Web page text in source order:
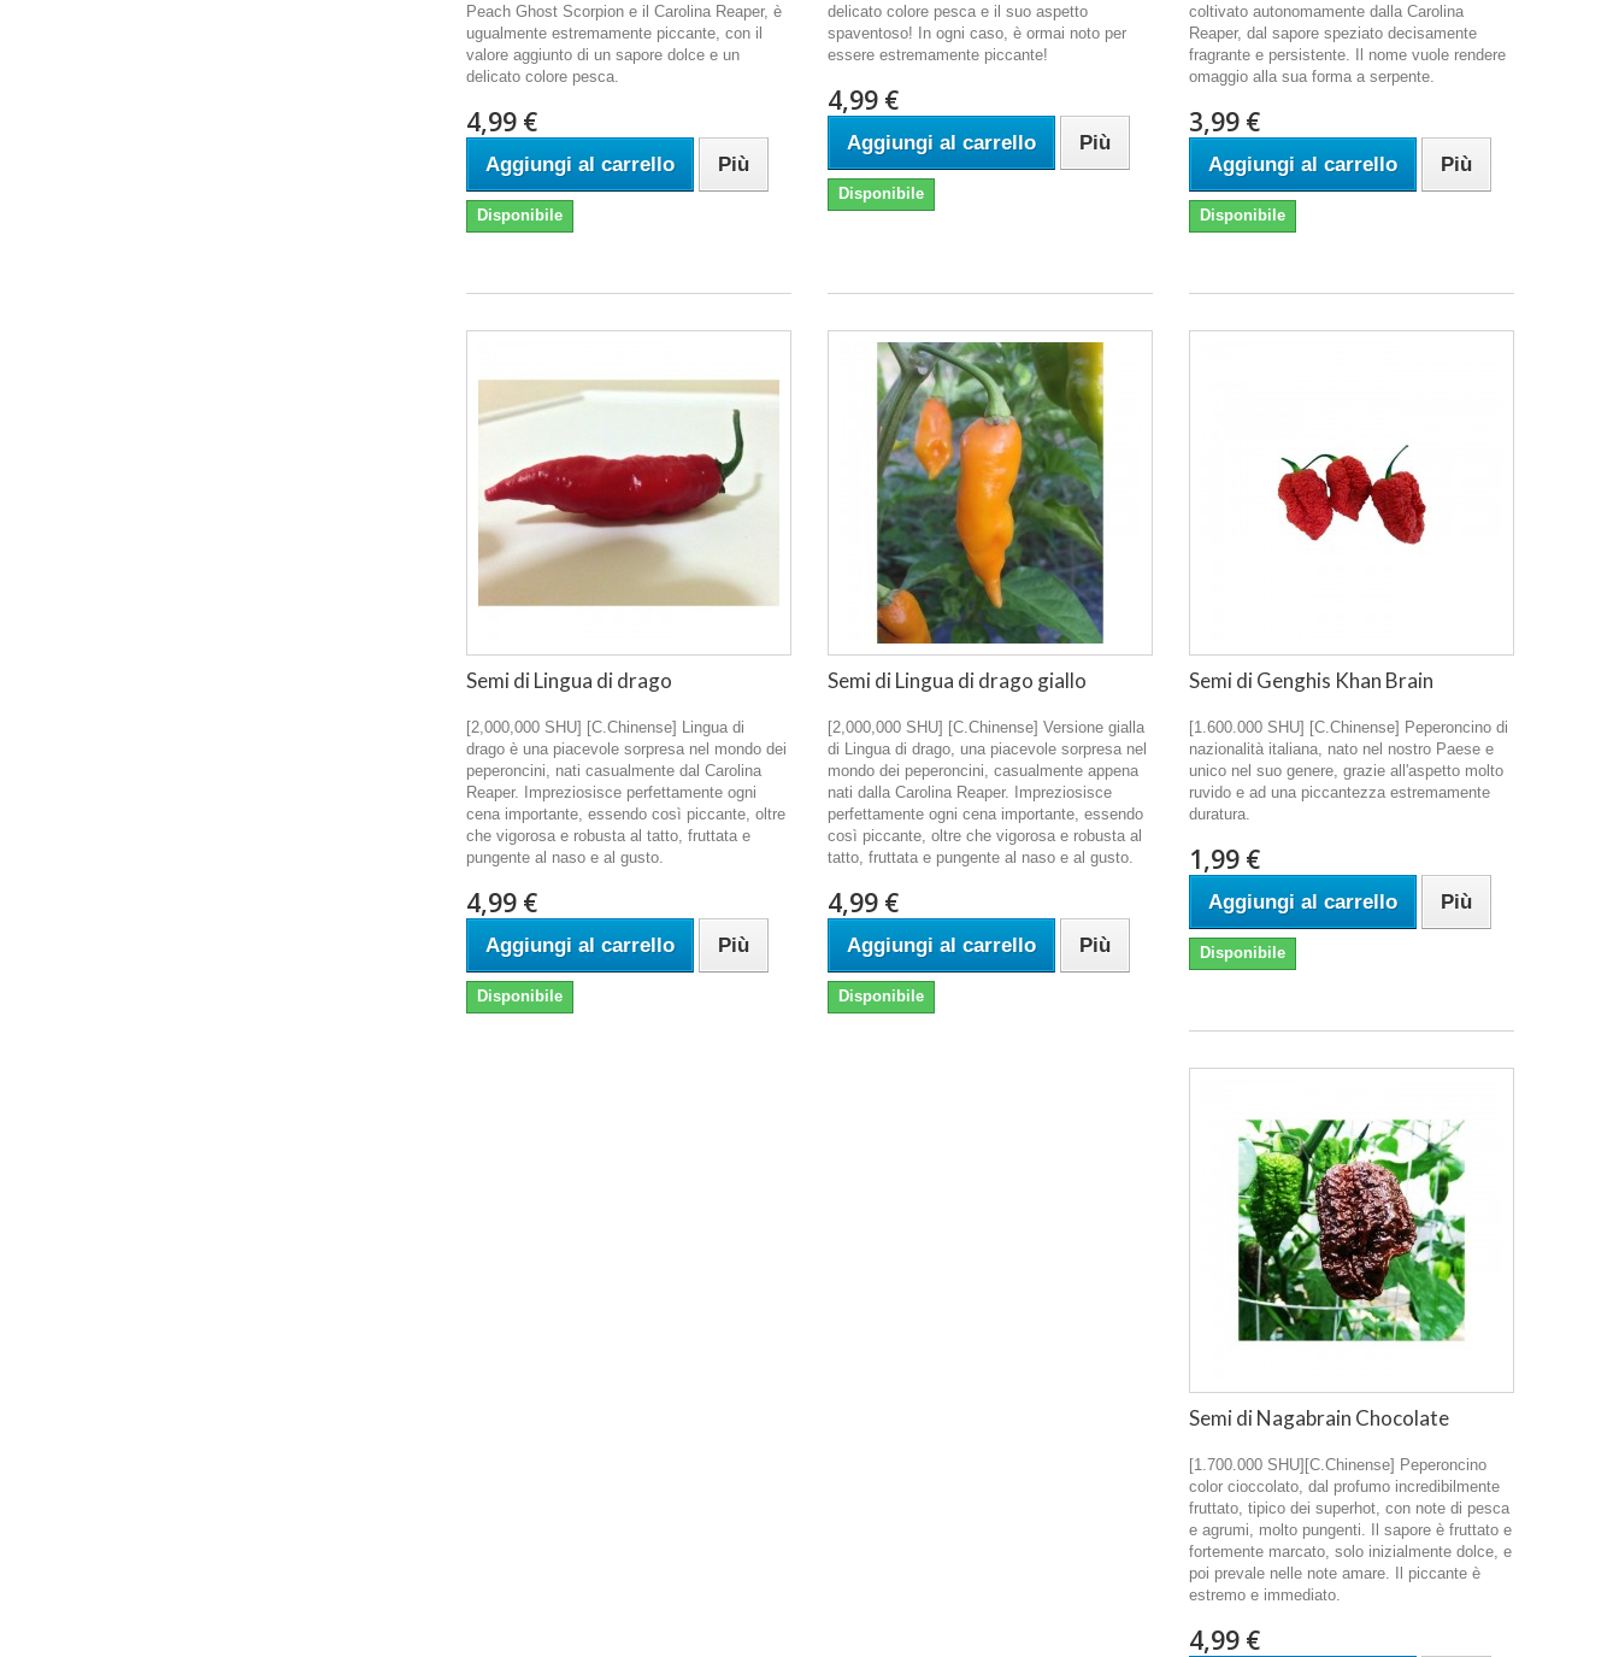
Peach Ghost Scorpion e il Carolina Reaper, è
ugualmente estremamente piccante, con il
valore aggiunto di un sapore dolce e un
delicato colore pesca.
4,99 €
Aggiungi al carrello Più
Disponibile
delicato colore pesca e il suo aspetto
spaventoso! In ogni caso, è ormai noto per
essere estremamente piccante!
4,99 €
Aggiungi al carrello Più
Disponibile
coltivato autonomamente dalla Carolina
Reaper, dal sapore speziato decisamente
fragrante e persistente. Il nome vuole rendere
omaggio alla sua forma a serpente.
3,99 €
Aggiungi al carrello Più
Disponibile
Semi di Lingua di drago
[2,000,000 SHU] [C.Chinense] Lingua di
drago è una piacevole sorpresa nel mondo dei
peperoncini, nati casualmente dal Carolina
Reaper. Impreziosisce perfettamente ogni
cena importante, essendo così piccante, oltre
che vigorosa e robusta al tatto, fruttata e
pungente al naso e al gusto.
4,99 €
Aggiungi al carrello Più
Disponibile
Semi di Lingua di drago giallo
[2,000,000 SHU] [C.Chinense] Versione gialla
di Lingua di drago, una piacevole sorpresa nel
mondo dei peperoncini, casualmente appena
nati dalla Carolina Reaper. Impreziosisce
perfettamente ogni cena importante, essendo
così piccante, oltre che vigorosa e robusta al
tatto, fruttata e pungente al naso e al gusto.
4,99 €
Aggiungi al carrello Più
Disponibile
Semi di Genghis Khan Brain
[1.600.000 SHU] [C.Chinense] Peperoncino di
nazionalità italiana, nato nel nostro Paese e
unico nel suo genere, grazie all'aspetto molto
ruvido e ad una piccantezza estremamente
duratura.
1,99 €
Aggiungi al carrello Più
Disponibile
Semi di Nagabrain Chocolate
[1.700.000 SHU][C.Chinense] Peperoncino
color cioccolato, dal profumo incredibilmente
fruttato, tipico dei superhot, con note di pesca
e agrumi, molto pungenti. Il sapore è fruttato e
fortemente marcato, solo inizialmente dolce, e
poi prevale nelle note amare. Il piccante è
estremo e immediato.
4,99 €